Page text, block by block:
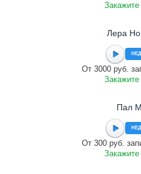
Закажите
Лера
От 3000 руб.
Закажите
Пал
От 300 руб.
Закажите